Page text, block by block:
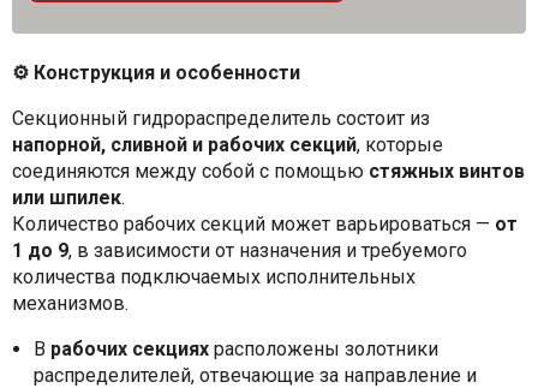
⚙️ Конструкция и особенности
Секционный гидрораспределитель состоит из
напорной, сливной и рабочих секций, которые
соединяются между собой с помощью стяжных винтов
или шпилек.
Количество рабочих секций может варьироваться — от
1 до 9, в зависимости от назначения и требуемого
количества подключаемых исполнительных
механизмов.
В рабочих секциях расположены золотники
распределителей, отвечающие за направление и